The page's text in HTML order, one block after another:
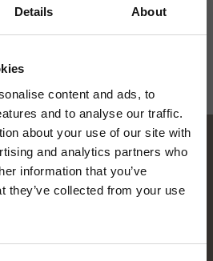
Details About
content and ads, to
and to analyse our traffic.
about your use of our site with
and analytics partners who
information that you’ve
they’ve collected from your use